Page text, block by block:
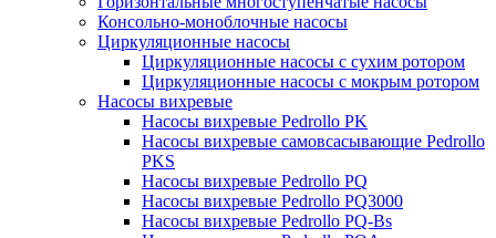
Консольно-моноблочные насосы
Циркуляционные насосы
Циркуляционные насосы с сухим ротором
Циркуляционные насосы с мокрым ротором
Насосы вихревые
Насосы вихревые Pedrollo PK
Насосы вихревые самовсасывающие Pedrollo
PKS
Насосы вихревые Pedrollo PQ
Насосы вихревые Pedrollo PQ3000
Насосы вихревые Pedrollo PQ-Bs